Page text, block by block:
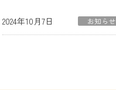
2024年10月7日 お知らせ